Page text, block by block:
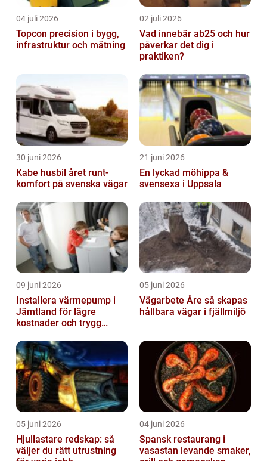
04 juli 2026
Topcon precision i bygg,
infrastruktur och mätning
02 juli 2026
Vad innebär ab25 och hur
påverkar det dig i
praktiken?
30 juni 2026
Kabe husbil året runt-
komfort på svenska vägar
21 juni 2026
En lyckad möhippa &
svensexa i Uppsala
09 juni 2026
Installera värmepump i
Jämtland för lägre
kostnader och trygg
05 juni 2026
Vägarbete Åre så skapas
hållbara vägar i fjällmiljö
05 juni 2026
Hjullastare redskap: så
väljer du rätt utrustning
04 juni 2026
Spansk restaurang i
vasastan levande smaker,